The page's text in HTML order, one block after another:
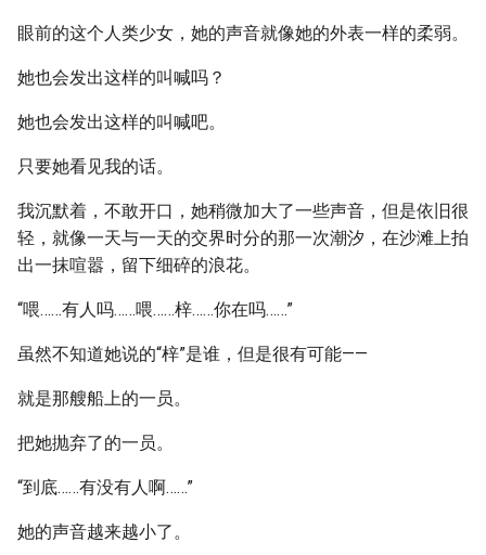
眼前的这个人类少女，她的声音就像她的外表一样的柔弱。
她也会发出这样的叫喊吗？
她也会发出这样的叫喊吧。
只要她看见我的话。
我沉默着，不敢开口，她稍微加大了一些声音，但是依旧很
轻，就像一天与一天的交界时分的那一次潮汐，在沙滩上拍
出一抹喧嚣，留下细碎的浪花。
“喂……有人吗……喂……梓……你在吗……”
虽然不知道她说的“梓”是谁，但是很有可能——
就是那艘船上的一员。
把她抛弃了的一员。
“到底……有没有人啊……”
她的声音越来越小了。